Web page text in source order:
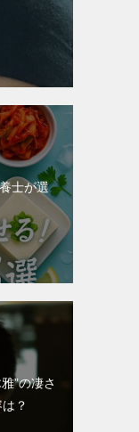
士が選
”の凄さ
？